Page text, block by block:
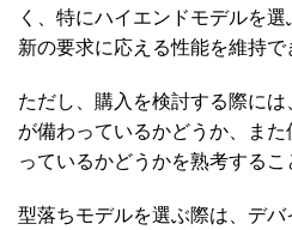
く、特にハイエンドモデルを
新の要求に応える性能を維持で
ただし、購入を検討する際に
が備わっているかどうか、ま
っているかどうかを熟考するこ
型落ちモデルを選ぶ際は、デ